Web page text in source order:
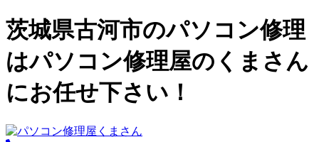
茨城県古河市のパソコン修理
はパソコン修理屋のくまさん
にお任せ下さい！